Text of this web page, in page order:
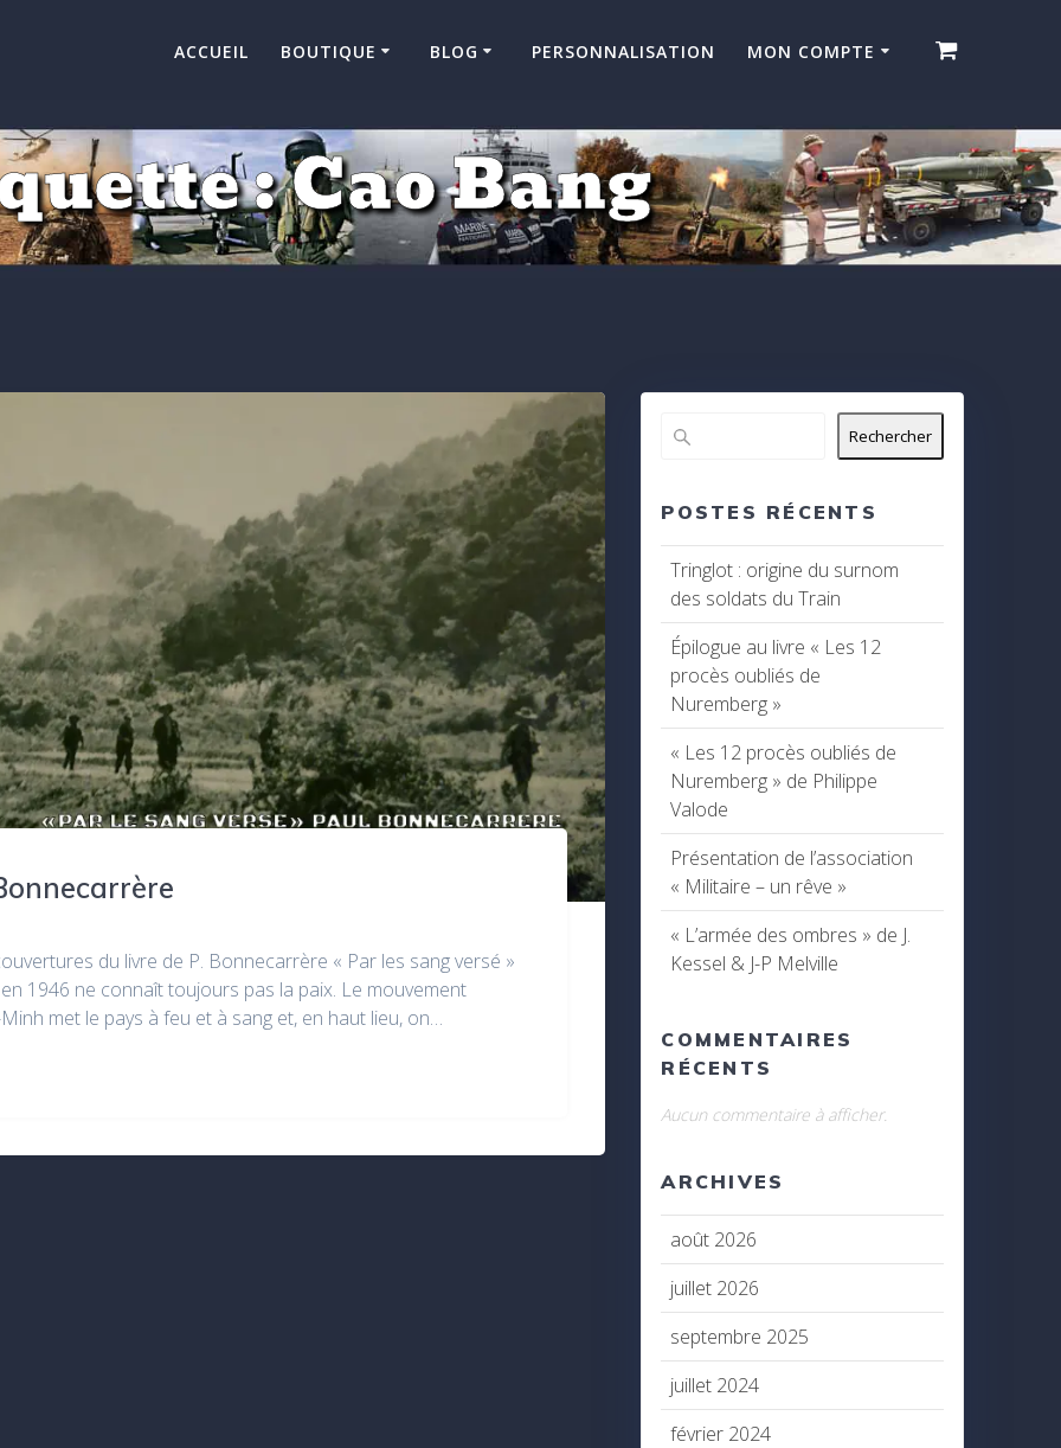
ACCUEIL BOUTIQUE BLOG PERSONNALISATION MON COMPTE
:Cao Bang
du livre de P. Bonnecarrère « Par les sang versé »
1946 ne connaît toujours pas la paix. Le mouvement
met le pays à feu et à sang et, en haut lieu, on…
Rechercher
POSTES RÉCENTS
Tringlot : origine du surnom
des soldats du Train
Épilogue au livre « Les 12
procès oubliés de
Nuremberg »
« Les 12 procès oubliés de
Nuremberg » de Philippe
Valode
Présentation de l’association
« Militaire – un rêve »
« L’armée des ombres » de J.
Kessel & J-P Melville
COMMENTAIRES
RÉCENTS
Aucun commentaire à afficher.
ARCHIVES
août 2026
juillet 2026
septembre 2025
juillet 2024
février 2024